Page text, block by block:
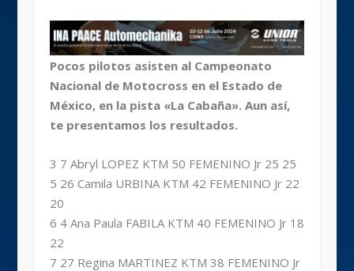
Pocos pilotos asisten al Campeonato
Nacional de Motocross en el Estado de
México, en la pista «La Cabaña». Aun así,
te presentamos los resultados.
3 7 Abryl LOPEZ KTM 50 FEMENINO Jr 25 25
5 26 Camila URBINA KTM 42 FEMENINO Jr 22
20
6 4 Ana Paula FABILA KTM 40 FEMENINO Jr 18
22
7 27 Regina MARTINEZ KTM 38 FEMENINO Jr